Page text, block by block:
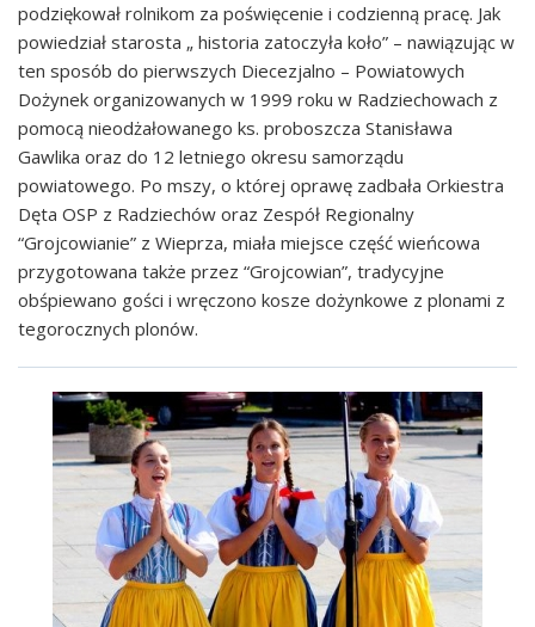
podziękował rolnikom za poświęcenie i codzienną pracę. Jak
powiedział starosta „ historia zatoczyła koło” – nawiązując w
ten sposób do pierwszych Diecezjalno – Powiatowych
Dożynek organizowanych w 1999 roku w Radziechowach z
pomocą nieodżałowanego ks. proboszcza Stanisława
Gawlika oraz do 12 letniego okresu samorządu
powiatowego. Po mszy, o której oprawę zadbała Orkiestra
Dęta OSP z Radziechów oraz Zespół Regionalny
“Grojcowianie” z Wieprza, miała miejsce część wieńcowa
przygotowana także przez “Grojcowian”, tradycyjne
obśpiewano gości i wręczono kosze dożynkowe z plonami z
tegorocznych plonów.